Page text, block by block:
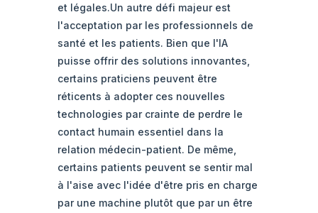
et légales.Un autre défi majeur est
l'acceptation par les professionnels de
santé et les patients. Bien que l'IA
puisse offrir des solutions innovantes,
certains praticiens peuvent être
réticents à adopter ces nouvelles
technologies par crainte de perdre le
contact humain essentiel dans la
relation médecin-patient. De même,
certains patients peuvent se sentir mal
à l'aise avec l'idée d'être pris en charge
par une machine plutôt que par un être